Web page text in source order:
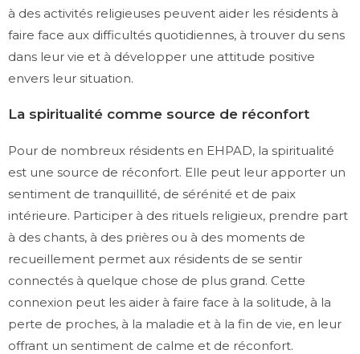
à des activités religieuses peuvent aider les résidents à
faire face aux difficultés quotidiennes, à trouver du sens
dans leur vie et à développer une attitude positive
envers leur situation.
La spiritualité comme source de réconfort
Pour de nombreux résidents en EHPAD, la spiritualité
est une source de réconfort. Elle peut leur apporter un
sentiment de tranquillité, de sérénité et de paix
intérieure. Participer à des rituels religieux, prendre part
à des chants, à des prières ou à des moments de
recueillement permet aux résidents de se sentir
connectés à quelque chose de plus grand. Cette
connexion peut les aider à faire face à la solitude, à la
perte de proches, à la maladie et à la fin de vie, en leur
offrant un sentiment de calme et de réconfort.